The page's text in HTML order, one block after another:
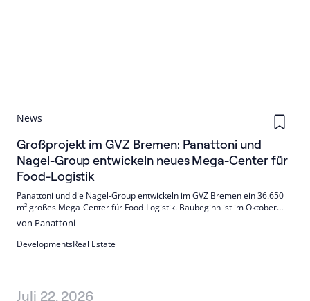
News
Großprojekt im GVZ Bremen: Panattoni und
Nagel-Group entwickeln neues Mega-Center für
Food-Logistik
Panattoni und die Nagel-Group entwickeln im GVZ Bremen ein 36.650
m² großes Mega-Center für Food-Logistik. Baubeginn ist im Oktober
2026, die Fertigstellung im Dezember 2027. Geplant sind rund 400
Batteriespeicher (DGNB-Gold angestrebt).
von Panattoni
DevelopmentsReal Estate
Juli 22, 2026